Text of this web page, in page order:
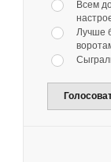
Всем
Лучше